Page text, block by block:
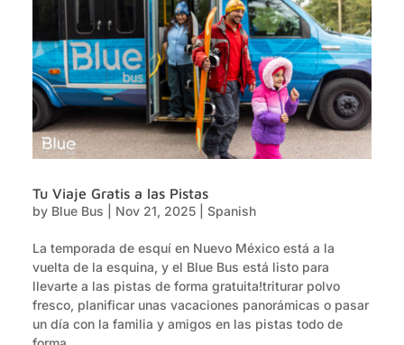
Tu Viaje Gratis a las Pistas
by Blue Bus Nov 21, 2025| Spanish
La temporada de esquí en Nuevo México está a la
vuelta de la esquina, y el Blue Bus está listo para
llevarte a las pistas de forma gratuita!triturar polvo
fresco, planificar unas vacaciones panorámicas o pasar
un día con la familia y amigos en las pistas todo de